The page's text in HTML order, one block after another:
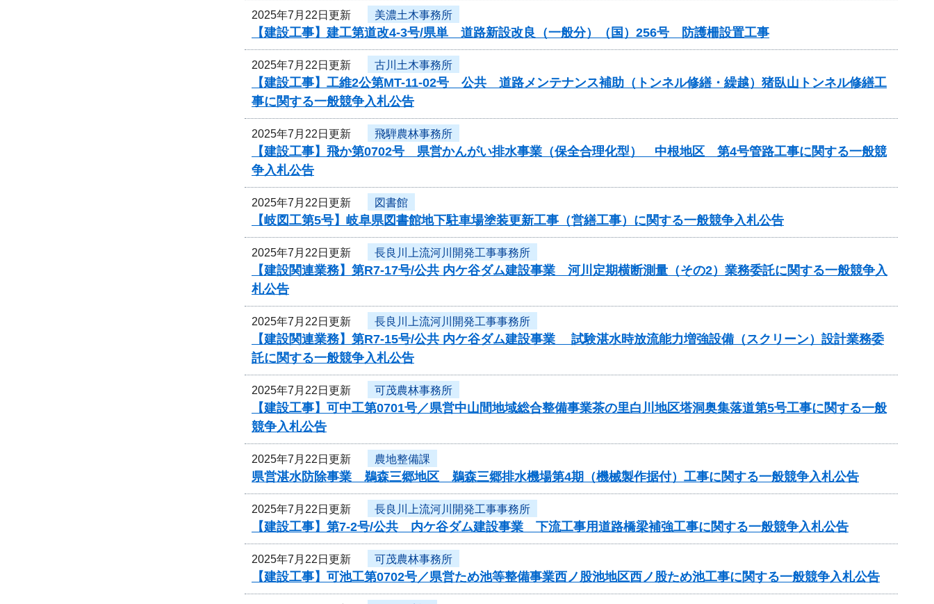
2025年7月22日更新 美濃土木事務所
【建設工事】建工第道改4-3号/県単 道路新設改良（一般分）（国）256号 防護柵設置工事
2025年7月22日更新 古川土木事務所
【建設工事】工維2公第MT-11-02号 公共 道路メンテナンス補助（トンネル修繕・繰越）猪臥山トンネル修繕工
事に関する一般競争入札公告
2025年7月22日更新 飛騨農林事務所
【建設工事】飛か第0702号 県営かんがい排水事業（保全合理化型） 中根地区 第4号管路工事に関する一般競
争入札公告
2025年7月22日更新 図書館
【岐図工第5号】岐阜県図書館地下駐車場塗装更新工事（営繕工事）に関する一般競争入札公告
2025年7月22日更新 長良川上流河川開発工事事務所
【建設関連業務】第R7-17号/公共 内ケ谷ダム建設事業 河川定期横断測量（その2）業務委託に関する一般競争入
札公告
2025年7月22日更新 長良川上流河川開発工事事務所
【建設関連業務】第R7-15号/公共 内ケ谷ダム建設事業 試験湛水時放流能力増強設備（スクリーン）設計業務委
託に関する一般競争入札公告
2025年7月22日更新 可茂農林事務所
【建設工事】可中工第0701号／県営中山間地域総合整備事業茶の里白川地区塔洞奥集落道第5号工事に関する一般
競争入札公告
2025年7月22日更新 農地整備課
県営湛水防除事業 鵜森三郷地区 鵜森三郷排水機場第4期（機械製作据付）工事に関する一般競争入札公告
2025年7月22日更新 長良川上流河川開発工事事務所
【建設工事】第7-2号/公共 内ケ谷ダム建設事業 下流工事用道路橋梁補強工事に関する一般競争入札公告
2025年7月22日更新 可茂農林事務所
【建設工事】可池工第0702号／県営ため池等整備事業西ノ股池地区西ノ股ため池工事に関する一般競争入札公告